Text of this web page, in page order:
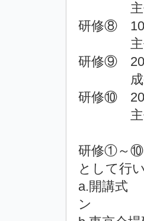
主任教
研修⑧ 10
主任教
研修⑨
成果
研修⑩
主任教
研修①～⑩
として行
a.開講式
ン